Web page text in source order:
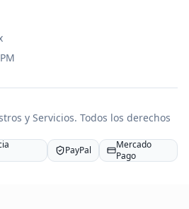
y Servicios. Todos los derechos
PayPal
Mercado
Pago